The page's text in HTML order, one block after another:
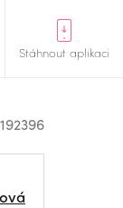
Stáhnout aplikaci